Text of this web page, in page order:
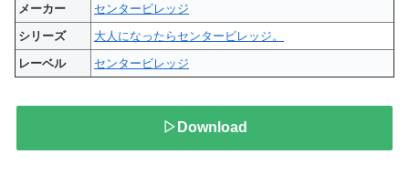
メーカー
センタービレッジ
シリーズ
大人になったらセンタービレッジ。
レーベル
センタービレッジ
▷Download